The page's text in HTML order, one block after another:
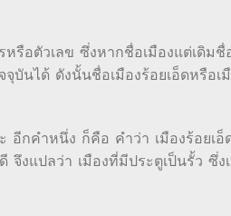
อตัวเลข ซึ่งหากชื่อเมืองแต่เดิมชื่
นได้ ดังนั้นชื่อเมืองร้อยเอ็ดหรือเ
กคำหนึ่ง ก็คือ คำว่า เมืองร้อยเ
แปลว่า เมืองที่มีประตูเป็นรั้ว ซึ่ง